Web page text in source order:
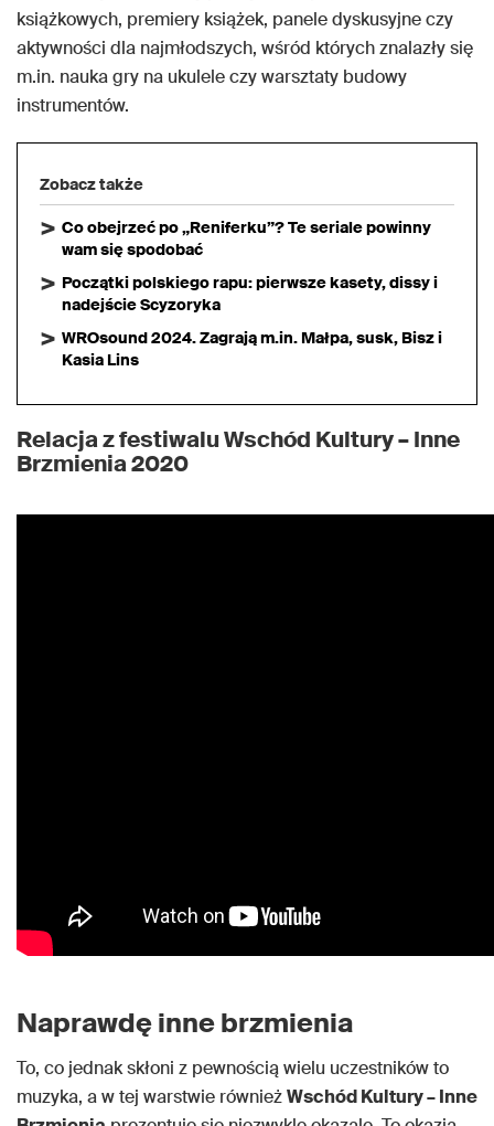
książkowych, premiery książek, panele dyskusyjne czy
aktywności dla najmłodszych, wśród których znalazły się
m.in. nauka gry na ukulele czy warsztaty budowy
instrumentów.
Zobacz także
Co obejrzeć po „Reniferku”? Te seriale powinny
wam się spodobać
Początki polskiego rapu: pierwsze kasety, dissy i
nadejście Scyzoryka
WROsound 2024. Zagrają m.in. Małpa, susk, Bisz i
Kasia Lins
Relacja z festiwalu Wschód Kultury – Inne
Brzmienia 2020
Naprawdę inne brzmienia
To, co jednak skłoni z pewnością wielu uczestników to
muzyka, a w tej warstwie równieżWschód Kultury – Inne